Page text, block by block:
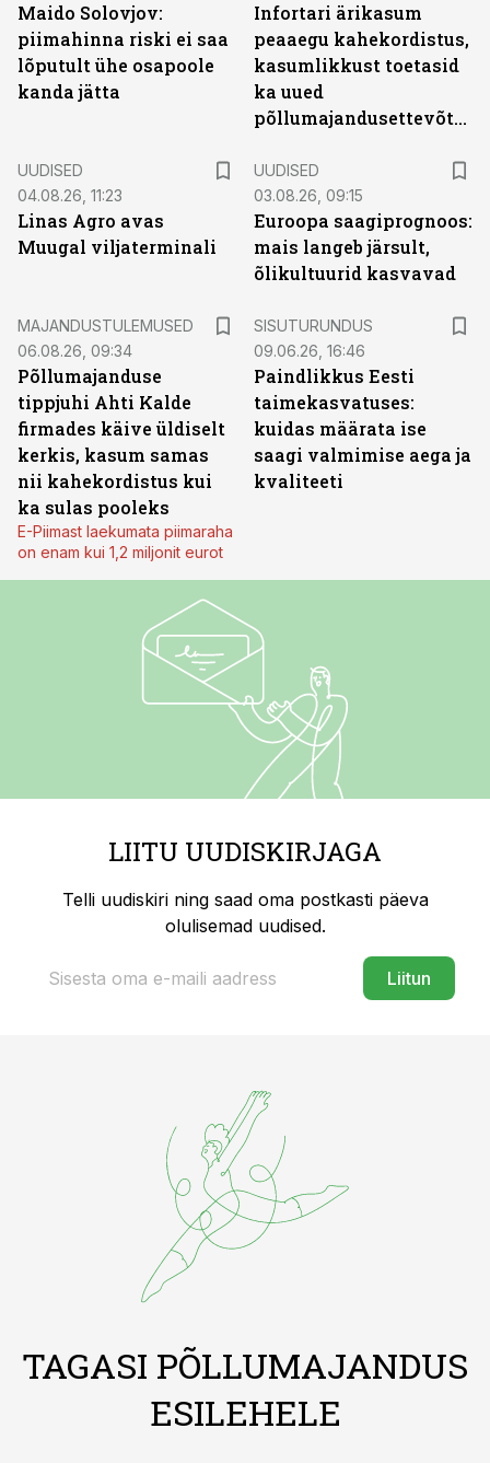
Maido Solovjov:
piimahinna riski ei saa
lõputult ühe osapoole
kanda jätta
Infortari ärikasum
peaaegu kahekordistus,
kasumlikkust toetasid
ka uued
põllumajandusettevõtted
UUDISED
04.08.26, 11:23
Linas Agro avas
Muugal viljaterminali
UUDISED
03.08.26, 09:15
Euroopa saagiprognoos:
mais langeb järsult,
õlikultuurid kasvavad
MAJANDUSTULEMUSED
06.08.26, 09:34
Põllumajanduse
tippjuhi Ahti Kalde
firmades käive üldiselt
kerkis, kasum samas
nii kahekordistus kui
ka sulas pooleks
E-Piimast laekumata piimaraha
on enam kui 1,2 miljonit eurot
SISUTURUNDUS
09.06.26, 16:46
Paindlikkus Eesti
taimekasvatuses:
kuidas määrata ise
saagi valmimise aega ja
kvaliteeti
LIITU UUDISKIRJAGA
Telli uudiskiri ning saad oma postkasti päeva
olulisemad uudised.
Liitun
TAGASI PÕLLUMAJANDUS
ESILEHELE